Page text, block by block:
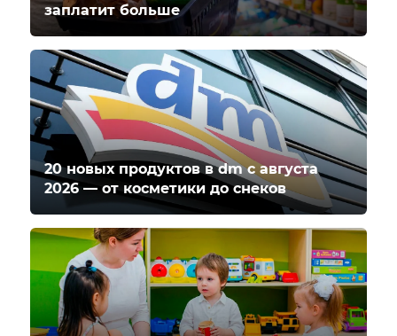
заплатит больше
20 новых продуктов в dm с августа
2026 — от косметики до снеков